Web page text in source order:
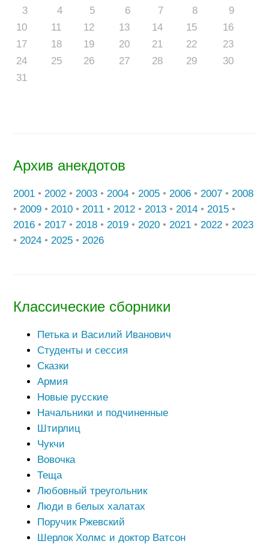
3
4 5 6 7 8
9
10
11 12 13 14 15
16
17
18 19 20 21 22
23
24
25 26 27 28 29
30
31
Архив анекдотов
2001 • 2002 • 2003 • 2004 • 2005 • 2006 • 2007 • 2008
• 2009 • 2010 • 2011 • 2012 • 2013 • 2014 • 2015 •
2016 • 2017 • 2018 • 2019 • 2020 • 2021 • 2022 • 2023
• 2024 • 2025 • 2026
Классические сборники
Петька и Василий Иванович
Студенты и сессия
Сказки
Армия
Новые русские
Начальники и подчиненные
Штирлиц
Чукчи
Вовочка
Теща
Любовный треугольник
Люди в белых халатах
Поручик Ржевский
Шерлок Холмс и доктор Ватсон